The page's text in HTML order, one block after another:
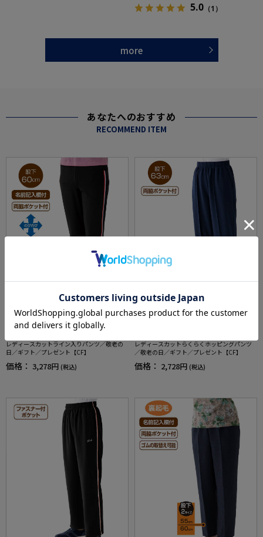
5.0 （1）
more
あなたへのおすすめ
RECOMMEND ITEM
レディースカットライン入りパンツ／敬老の
日／ギフト／プレゼント【CF】
価格： 3,278円 (税込)
レディースカットらくらくホッピングパンツ
／敬老の日／ギフト／プレゼント【CF】
価格： 2,728円 (税込)